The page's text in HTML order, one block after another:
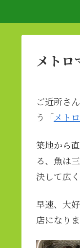
メトロ
ご近所さ
う「メト
築地から
る、魚は
決して広
早速、大
店になり